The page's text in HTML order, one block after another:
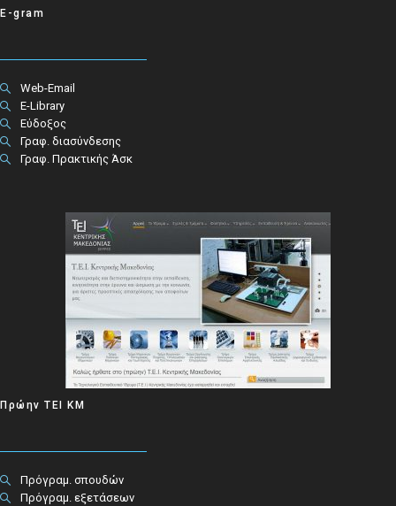
E-gram
Web-Email
E-Library
Εύδοξος
Γραφ. διασύνδεσης
Γραφ. Πρακτικής Άσκ
Πρώην ΤΕΙ ΚΜ
Πρόγραμ. σπουδών
Πρόγραμ. εξετάσεων